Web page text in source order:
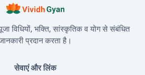
विधियों, भक्ति, सांस्कृतिक व योग से संबंधित
प्रदान करता है।
सेवाएं और लिंक